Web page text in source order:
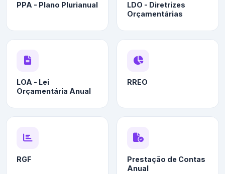
PPA - Plano Plurianual
LDO - Diretrizes
Orçamentárias
LOA - Lei
Orçamentária Anual
RREO
RGF
Prestação de Contas
Anual